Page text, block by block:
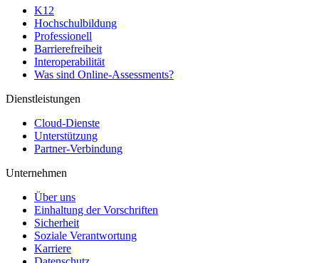
K12
Hochschulbildung
Professionell
Barrierefreiheit
Interoperabilität
Was sind Online-Assessments?
Dienstleistungen
Cloud-Dienste
Unterstützung
Partner-Verbindung
Unternehmen
Über uns
Einhaltung der Vorschriften
Sicherheit
Soziale Verantwortung
Karriere